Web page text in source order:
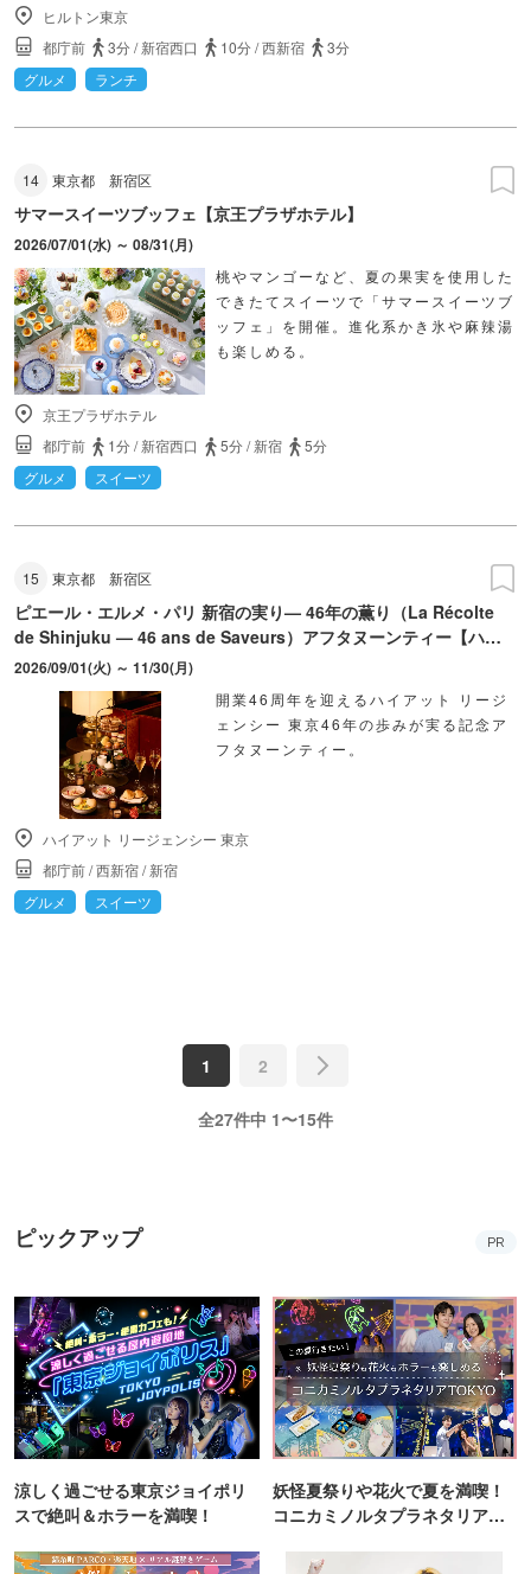
ヒルトン東京
都庁前
3分/新宿西口 10分/西新宿
3分
グルメ
ランチ
14 東京都 新宿区
サマースイーツブッフェ【京王プラザホテル】
2026/07/01(水) ～ 08/31(月)
桃やマンゴーなど、夏の果実を使用した
できたてスイーツで「サマースイーツブ
ッフェ」を開催。進化系かき氷や麻辣湯
も楽しめる。
京王プラザホテル
都庁前
1分/新宿西口 5分/新宿
5分
グルメ
スイーツ
15 東京都 新宿区
ピエール・エルメ・パリ 新宿の実り— 46年の薫り（La Récolte
de Shinjuku — 46 ans de Saveurs）アフタヌーンティー【ハイ
アット リージェンシー 東京】
2026/09/01(火) ～ 11/30(月)
開業46周年を迎えるハイアット リージ
ェンシー 東京46年の歩みが実る記念ア
フタヌーンティー。
ハイアット リージェンシー 東京
都庁前/西新宿/新宿
グルメ
スイーツ
1 2
全27件中 1〜15件
ピックアップ PR
涼しく過ごせる東京ジョイポリ
スで絶叫＆ホラーを満喫！
妖怪夏祭りや花火で夏を満喫！
コニカミノルタプラネタリア